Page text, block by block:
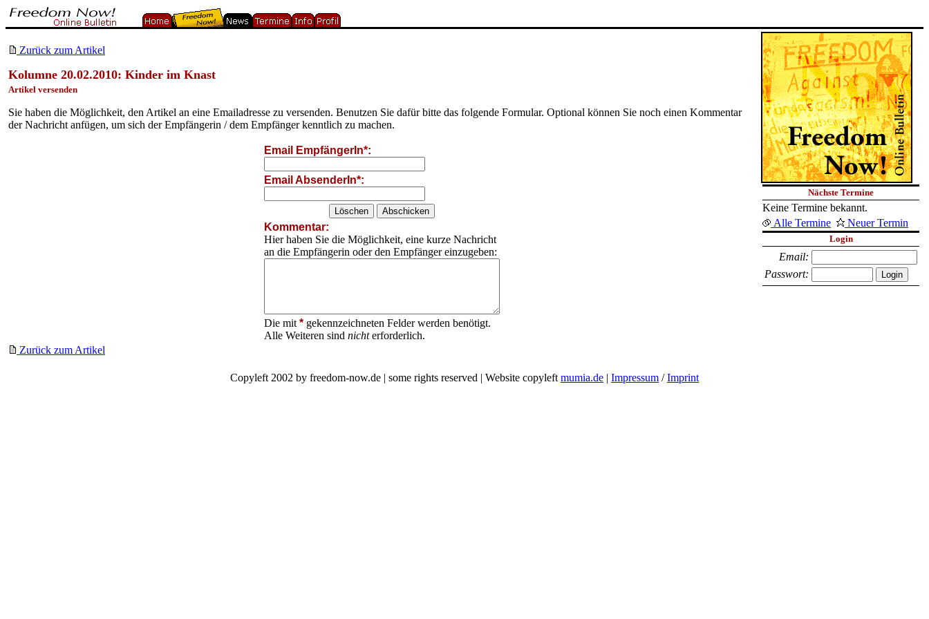
Zurück zum Artikel
Kolumne 20.02.2010: Kinder im Knast
Artikel versenden
Sie haben die Möglichkeit, den Artikel an eine Emailadresse zu versenden. Benutzen Sie dafür bitte das folgende Formular. Optional können Sie noch einen Kommentar
der Nachricht anfügen, um sich der Empfängerin / dem Empfänger kenntlich zu machen.
Email EmpfängerIn*:
Email AbsenderIn*:
Kommentar:
Hier haben Sie die Möglichkeit, eine kurze Nachricht
an die Empfängerin oder den Empfänger einzugeben:
Die mit *gekennzeichneten Felder werden benötigt.
Alle Weiteren sind nichterforderlich.
Zurück zum Artikel
Nächste Termine
Keine Termine bekannt.
Alle Termine
Neuer Termin
Login
Email:
Passwort:
Copyleft 2002 by freedom-now.de | some rights reserved | Website copyleft mumia.de | Impressum /Imprint